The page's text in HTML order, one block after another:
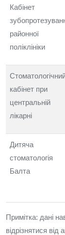
Кабінет
районної
поліклініки
кабінет при
центральній
лікарні
Дитяча
стоматологія
Балта
Примітка: дані
відрізнятися